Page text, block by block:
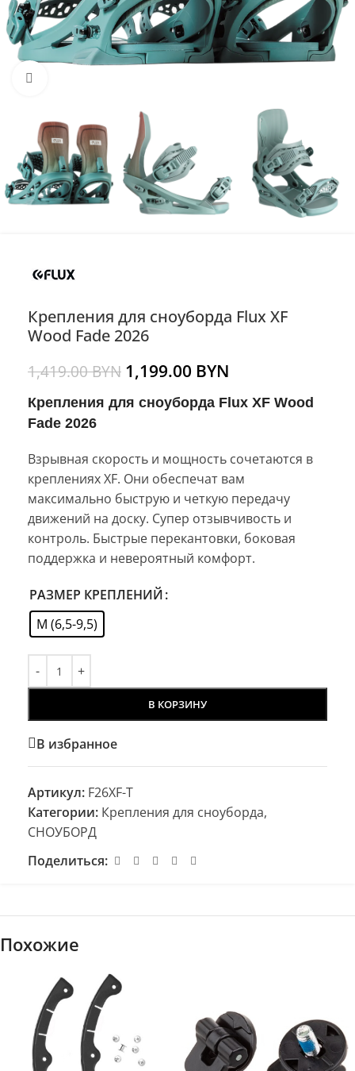
Крепления для сноуборда Flux XF
Wood Fade 2026
1,419.00BYN 1,199.00 BYN
Крепления для сноуборда Flux XF Wood
Fade 2026
Взрывная скорость и мощность сочетаются в
креплениях XF. Они обеспечат вам
максимально быструю и четкую передачу
движений на доску. Супер отзывчивость и
контроль. Быстрые перекантовки, боковая
поддержка и невероятный комфорт.
РАЗМЕР КРЕПЛЕНИЙ
M (6,5-9,5)
В КОРЗИНУ
В избранное
Артикул: F26XF-T
Категории: Крепления для сноуборда,
СНОУБОРД
Поделиться:
Похожие